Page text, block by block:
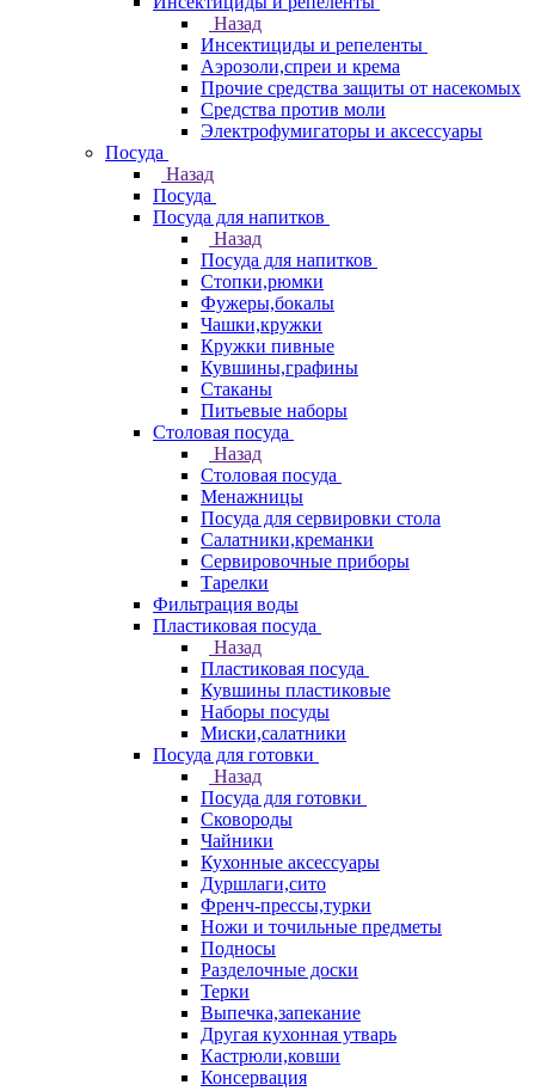
Назад
Инсектициды и репеленты
Аэрозоли,спреи и крема
Прочие средства защиты от насекомых
Средства против моли
Электрофумигаторы и аксессуары
Посуда
Назад
Посуда
Посуда для напитков
Назад
Посуда для напитков
Стопки,рюмки
Фужеры,бокалы
Чашки,кружки
Кружки пивные
Кувшины,графины
Стаканы
Питьевые наборы
Столовая посуда
Назад
Столовая посуда
Менажницы
Посуда для сервировки стола
Салатники,креманки
Сервировочные приборы
Тарелки
Фильтрация воды
Пластиковая посуда
Назад
Пластиковая посуда
Кувшины пластиковые
Наборы посуды
Миски,салатники
Посуда для готовки
Назад
Посуда для готовки
Сковороды
Чайники
Кухонные аксессуары
Дуршлаги,сито
Френч-прессы,турки
Ножи и точильные предметы
Подносы
Разделочные доски
Терки
Выпечка,запекание
Другая кухонная утварь
Кастрюли,ковши
Консервация